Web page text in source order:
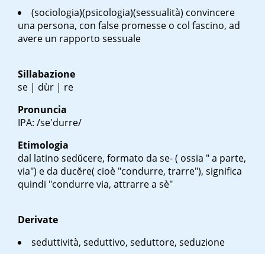
(sociologia)(psicologia)(sessualità) convincere
una persona, con false promesse o col fascino, ad
avere un rapporto sessuale
Sillabazione
se | dùr | re
Pronuncia
IPA: /se'durre/
Etimologia
dal latino sedŭcere, formato da se- ( ossia " a parte,
via") e da ducĕre( cioè "condurre, trarre"), significa
quindi "condurre via, attrarre a sè"
Derivate
seduttività, seduttivo, seduttore, seduzione